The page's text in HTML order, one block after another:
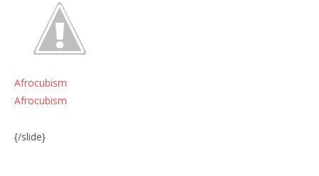
Afrocubism
Afrocubism
{/slide}